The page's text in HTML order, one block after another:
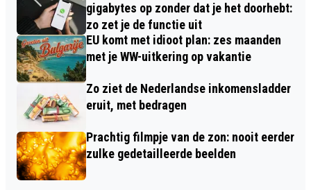
gigabytes op zonder dat je het doorhebt:
zo zet je de functie uit
EU komt met idioot plan: zes maanden
met je WW-uitkering op vakantie
Zo ziet de Nederlandse inkomensladder
eruit, met bedragen
Prachtig filmpje van de zon: nooit eerder
zulke gedetailleerde beelden